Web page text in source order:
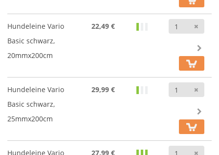
Hundeleine Vario
Basic schwarz,
20mmx200cm
22,49 €
Hundeleine Vario
Basic schwarz,
25mmx200cm
29,99 €
Hundeleine Vario
27,99 €